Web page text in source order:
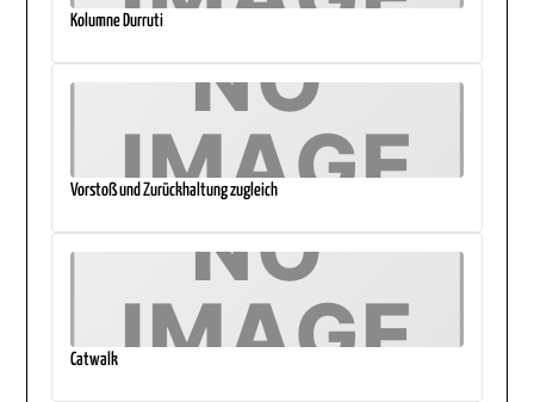
Kolumne Durruti
Vorstoß und Zurückhaltung zugleich
Catwalk